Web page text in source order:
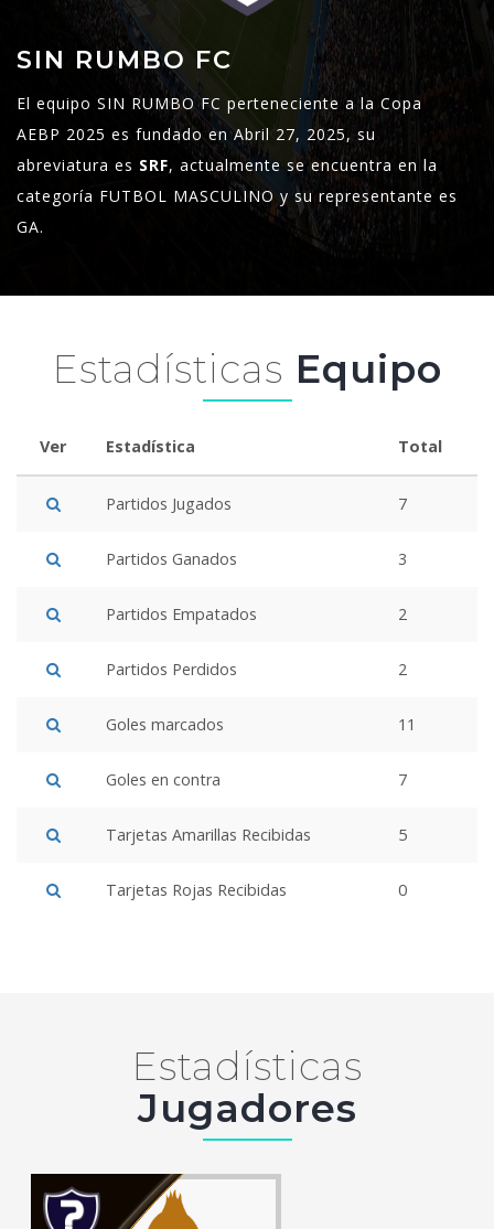
SIN RUMBO FC
El equipo SIN RUMBO FC perteneciente a la Copa
AEBP 2025 es fundado en Abril 27, 2025, su
abreviatura es SRF, actualmente se encuentra en la
categoría FUTBOL MASCULINO y su representante es
GA.
Estadísticas Equipo
Ver Estadística Total
Partidos Jugados 7
Partidos Ganados 3
Partidos Empatados 2
Partidos Perdidos 2
Goles marcados 11
Goles en contra 7
Tarjetas Amarillas Recibidas 5
Tarjetas Rojas Recibidas 0
Estadísticas
Jugadores